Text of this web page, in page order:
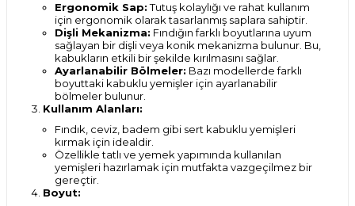
Ergonomik Sap:Tutuş kolaylığı ve rahat kullanım
için ergonomik olarak tasarlanmış saplara sahiptir.
Dişli Mekanizma: Fındığın farklı boyutlarına uyum
sağlayan bir dişli veya konik mekanizma bulunur. Bu,
kabukların etkili bir şekilde kırılmasını sağlar.
Ayarlanabilir Bölmeler: Bazı modellerde farklı
boyuttaki kabuklu yemişler için ayarlanabilir
bölmeler bulunur.
Kullanım Alanları:
Fındık, ceviz, badem gibi sert kabuklu yemişleri
kırmak için idealdir.
Özellikle tatlı ve yemek yapımında kullanılan
yemişleri hazırlamak için mutfakta vazgeçilmez bir
gereçtir.
Boyut: